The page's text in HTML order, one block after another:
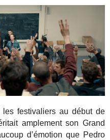
festivaliers au début de
amplement son Grand
d’émotion que Pedro